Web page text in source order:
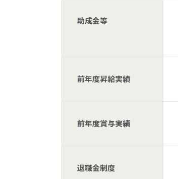
助成金等
前年度昇給実績
前年度賞与実績
退職金制度